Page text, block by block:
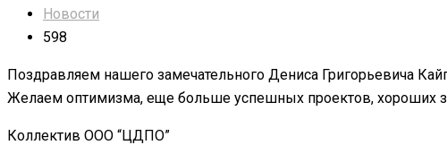
Новости
598
Поздравляем нашего замечательного Дениса Григорьевича
Желаем оптимизма, еще больше успешных проектов, хороших
Коллектив ООО “ЦДПО”